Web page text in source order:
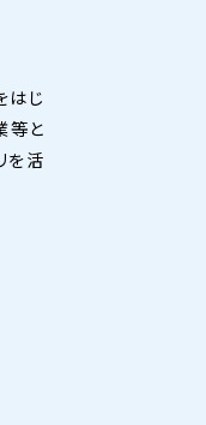
はじ
等と
を活